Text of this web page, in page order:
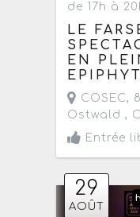
de 17h à
LE
EN
COSEC,
Ostwald ,
Entrée
29
AOÛT